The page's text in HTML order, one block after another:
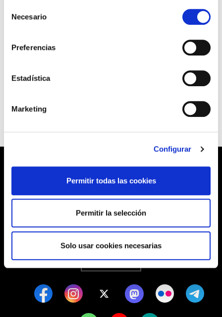
Necesario
Preferencias
Estadística
Marketing
Configurar
Permitir todas las cookies
Permitir la selección
Solo usar cookies necesarias
cientos de personas han participado en la
recorrido las principales calles de Bilbao.
Atento es una empresa del sector del
telemarketing que trabaja para Telefónica.
Barrainkua, 13 48009 BILBO
SEDES